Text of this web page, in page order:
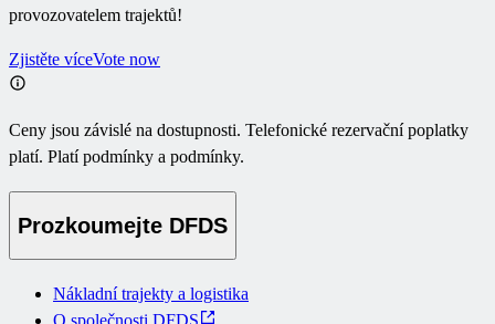
provozovatelem trajektů!
Zjistěte víceVote now
Ceny jsou závislé na dostupnosti. Telefonické rezervační poplatky
platí. Platí podmínky a podmínky.
Prozkoumejte DFDS
Nákladní trajekty a logistika
O společnosti DFDS